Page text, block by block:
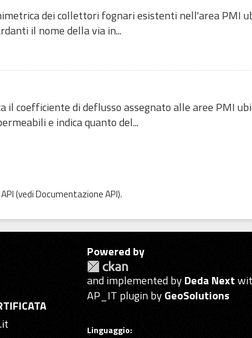
dei collettori fognari esistenti nell'area PMI
il nome della via in...
il coefficiente di deflusso assegnato alle aree PMI
e indica quanto del...
API(vediDocumentazione API).
Powered by
and implemented byDeda Next
AP_IT plugin byGeoSolutions
Linguaggio